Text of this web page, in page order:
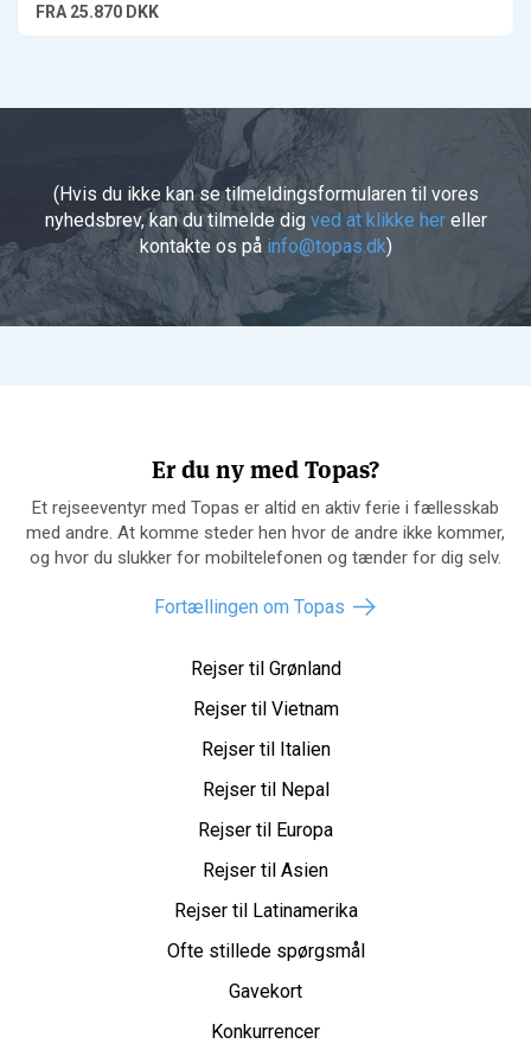
FRA 25.870 DKK
(Hvis du ikke kan se tilmeldingsformularen til vores
nyhedsbrev, kan du tilmelde dig ved at klikke hereller
kontakte os på info@topas.dk)
Er du ny med Topas?
Et rejseeventyr med Topas er altid en aktiv ferie i fællesskab
med andre. At komme steder hen hvor de andre ikke kommer,
og hvor du slukker for mobiltelefonen og tænder for dig selv.
Fortællingen om Topas
Rejser til Grønland
Rejser til Vietnam
Rejser til Italien
Rejser til Nepal
Rejser til Europa
Rejser til Asien
Rejser til Latinamerika
Ofte stillede spørgsmål
Gavekort
Konkurrencer